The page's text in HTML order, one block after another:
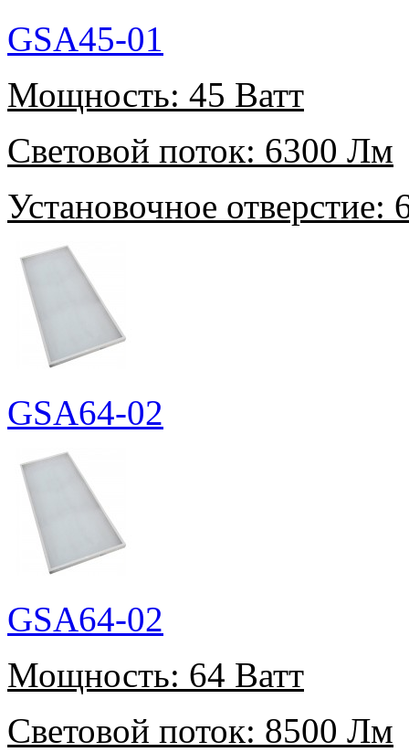
GSA45-01
Мощность: 45 Ватт
Световой поток: 6300 Лм
Установочное отверстие:
GSA64-02
GSA64-02
Мощность: 64 Ватт
Световой поток: 8500 Лм